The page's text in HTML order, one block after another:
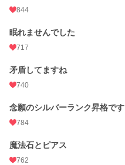
844
眠れませんでした
717
矛盾してますね
740
念願のシルバーランク昇格です
784
魔法石とピアス
762